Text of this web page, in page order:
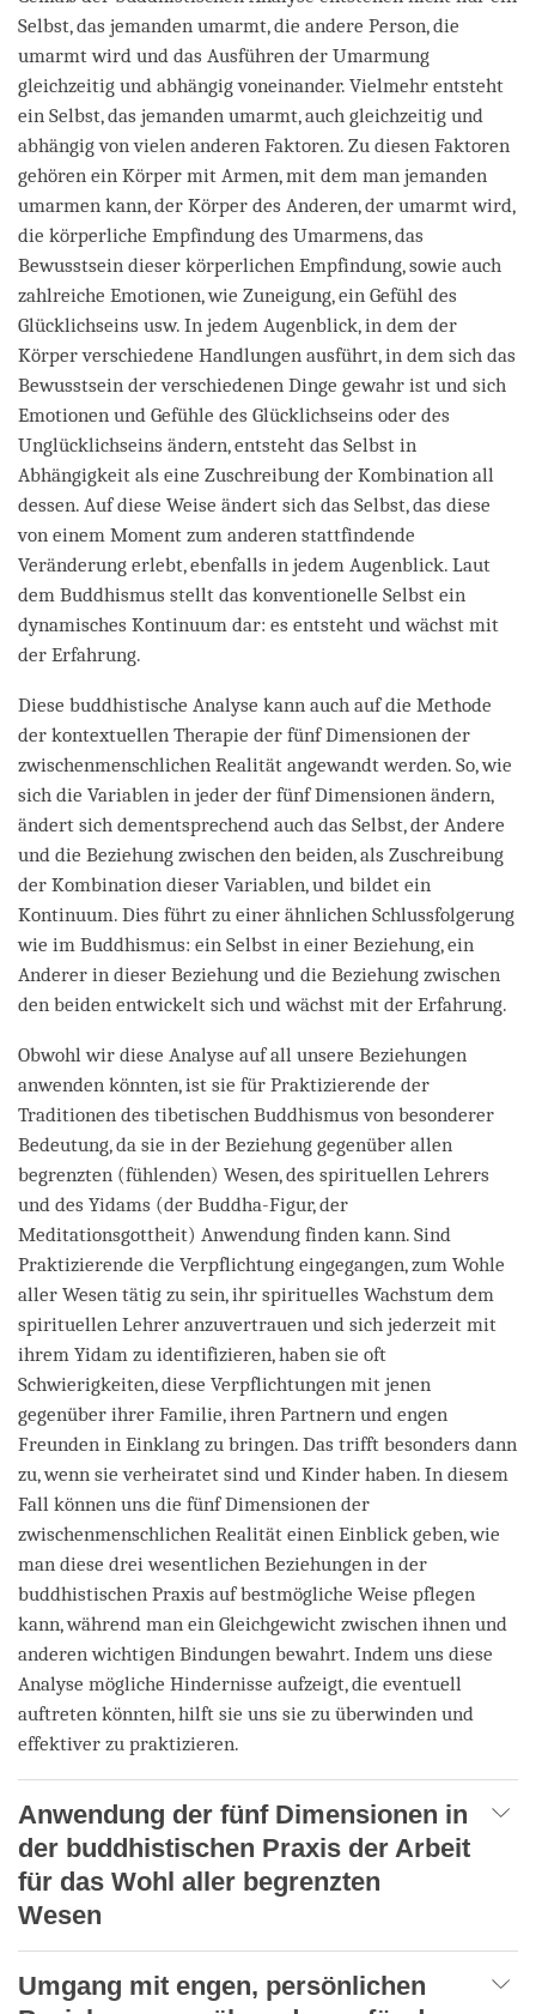
Selbst, das jemanden umarmt, die andere Person, die
umarmt wird und das Ausführen der Umarmung
gleichzeitig und abhängig voneinander. Vielmehr entsteht
ein Selbst, das jemanden umarmt, auch gleichzeitig und
abhängig von vielen anderen Faktoren. Zu diesen Faktoren
gehören ein Körper mit Armen, mit dem man jemanden
umarmen kann, der Körper des Anderen, der umarmt wird,
die körperliche Empfindung des Umarmens, das
Bewusstsein dieser körperlichen Empfindung, sowie auch
zahlreiche Emotionen, wie Zuneigung, ein Gefühl des
Glücklichseins usw. In jedem Augenblick, in dem der
Körper verschiedene Handlungen ausführt, in dem sich das
Bewusstsein der verschiedenen Dinge gewahr ist und sich
Emotionen und Gefühle des Glücklichseins oder des
Unglücklichseins ändern, entsteht das Selbst in
Abhängigkeit als eine Zuschreibung der Kombination all
dessen. Auf diese Weise ändert sich das Selbst, das diese
von einem Moment zum anderen stattfindende
Veränderung erlebt, ebenfalls in jedem Augenblick. Laut
dem Buddhismus stellt das konventionelle Selbst ein
dynamisches Kontinuum dar: es entsteht und wächst mit
der Erfahrung.
Diese buddhistische Analyse kann auch auf die Methode
der kontextuellen Therapie der fünf Dimensionen der
zwischenmenschlichen Realität angewandt werden. So, wie
sich die Variablen in jeder der fünf Dimensionen ändern,
ändert sich dementsprechend auch das Selbst, der Andere
und die Beziehung zwischen den beiden, als Zuschreibung
der Kombination dieser Variablen, und bildet ein
Kontinuum. Dies führt zu einer ähnlichen Schlussfolgerung
wie im Buddhismus: ein Selbst in einer Beziehung, ein
Anderer in dieser Beziehung und die Beziehung zwischen
den beiden entwickelt sich und wächst mit der Erfahrung.
Obwohl wir diese Analyse auf all unsere Beziehungen
anwenden könnten, ist sie für Praktizierende der
Traditionen des tibetischen Buddhismus von besonderer
Bedeutung, da sie in der Beziehung gegenüber allen
begrenzten (fühlenden) Wesen, des spirituellen Lehrers
und des Yidams (der Buddha-Figur, der
Meditationsgottheit) Anwendung finden kann. Sind
Praktizierende die Verpflichtung eingegangen, zum Wohle
aller Wesen tätig zu sein, ihr spirituelles Wachstum dem
spirituellen Lehrer anzuvertrauen und sich jederzeit mit
ihrem Yidam zu identifizieren, haben sie oft
Schwierigkeiten, diese Verpflichtungen mit jenen
gegenüber ihrer Familie, ihren Partnern und engen
Freunden in Einklang zu bringen. Das trifft besonders dann
zu, wenn sie verheiratet sind und Kinder haben. In diesem
Fall können uns die fünf Dimensionen der
zwischenmenschlichen Realität einen Einblick geben, wie
man diese drei wesentlichen Beziehungen in der
buddhistischen Praxis auf bestmögliche Weise pflegen
kann, während man ein Gleichgewicht zwischen ihnen und
anderen wichtigen Bindungen bewahrt. Indem uns diese
Analyse mögliche Hindernisse aufzeigt, die eventuell
auftreten könnten, hilft sie uns sie zu überwinden und
effektiver zu praktizieren.
Anwendung der fünf Dimensionen in
der buddhistischen Praxis der Arbeit
für das Wohl aller begrenzten
Wesen
Umgang mit engen, persönlichen